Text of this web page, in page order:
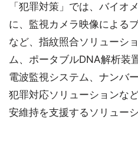
「犯罪対策」では、バイオ
に、監視カメラ映像による
など、指紋照合ソリューシ
ム、ポータブルDNA解析装
電波監視システム、ナンバ
犯罪対応ソリューションな
安維持を支援するソリュー